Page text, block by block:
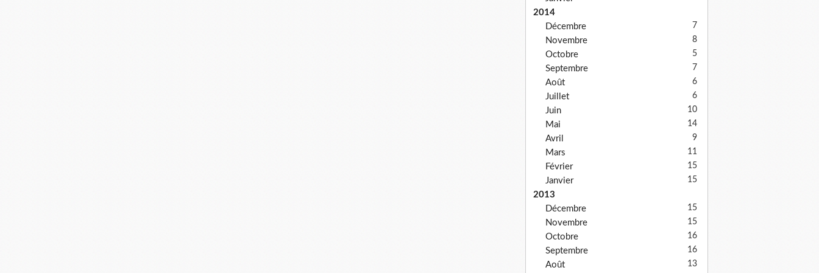
2014
Décembre
7
Novembre 8
Octobre 5
Septembre 7
Août 6
Juillet 6
Juin 10
Mai 14
Avril 9
Mars 11
Février 15
Janvier 15
2013
Décembre
15
Novembre 15
Octobre 16
Septembre 16
Août 13